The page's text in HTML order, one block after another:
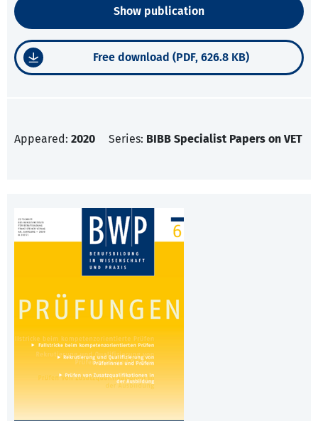
Show publication
Free download (PDF, 626.8 KB)
Appeared: 2020 Series: BIBB Specialist Papers on VET